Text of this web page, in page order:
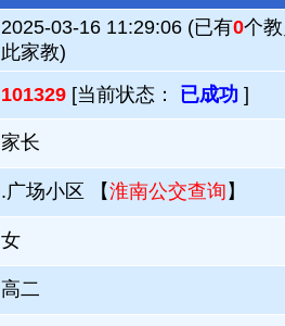
2025-03-16 11:29:06 (已有0个
此家教)
101329 [当前状态： 已成功 ]
家长
.广场小区 【淮南公交查询 】
女
高二